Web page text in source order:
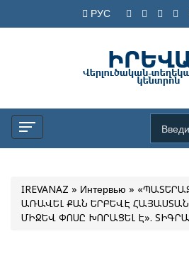
РУС
IREVANAZ » Интервью »
ԱՌԱՎԵԼ ՔԱՆ ԵՐԲԵՎԷ
ՄԻՋԵՎ ՓՈՍԸ ԽՈՐԱՑԵԼ Է».